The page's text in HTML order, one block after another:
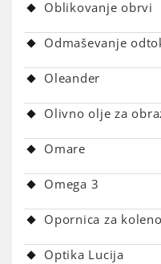
Oblikovanje obrvi
Odmaševanje
Oleander
Olivno olje za
Omare
Omega 3
Opornica za koleno
Optika Lucija